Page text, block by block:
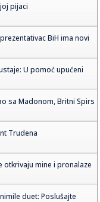
pijaci
BiH ima novi
U pomoć upućeni
sa Madonom, Britni Spirs
Trudena
otkrivaju mine i pronalaze
duet: Poslušajte